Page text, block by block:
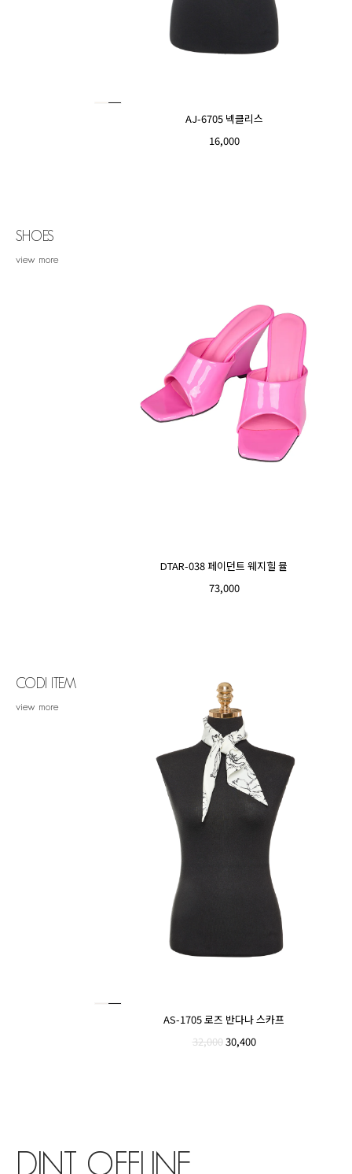
AJ-6705 넥클리스
16,000
SHOES
view more
DTAR-038 페이던트 웨지힐 뮬
73,000
CODI ITEM
view more
AS-1705 로즈 반다나 스카프
32,00030,400
DINT OFFLINE